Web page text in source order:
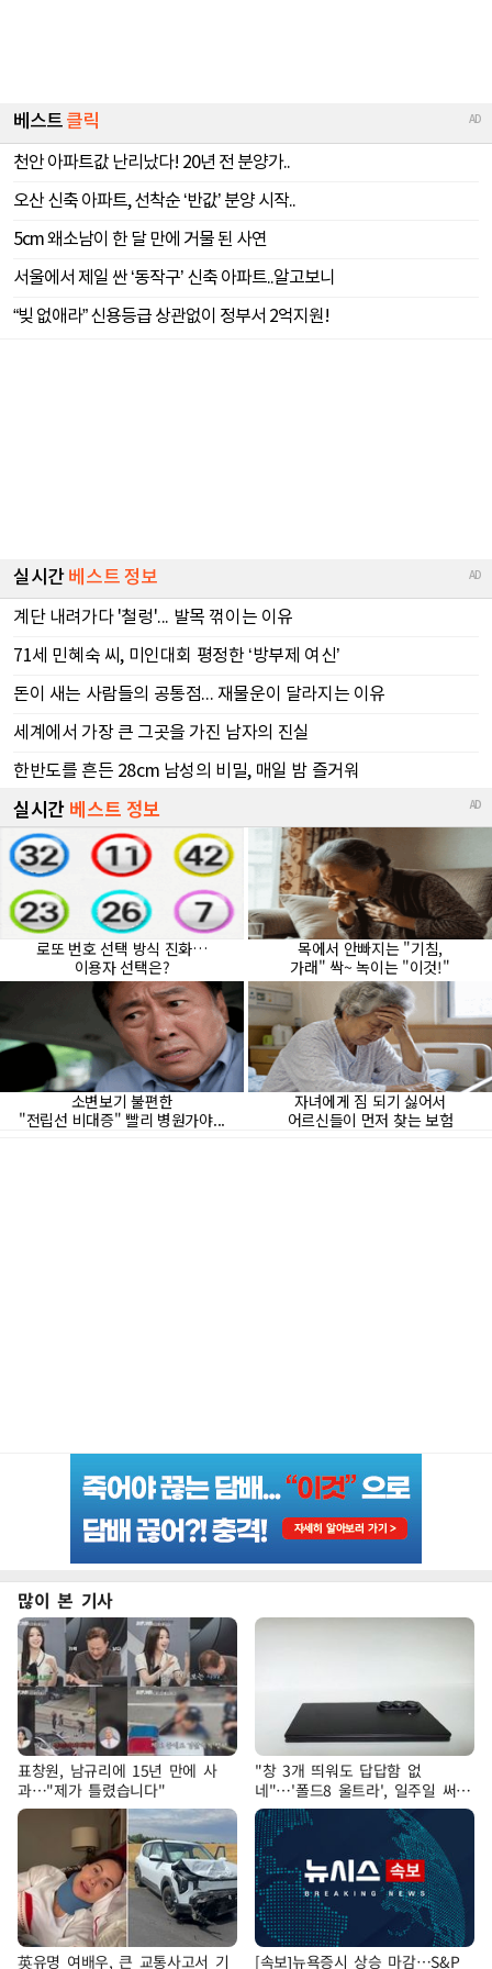
많이 본 기사
표창원, 남규리에 15년 만에 사
과…"제가 틀렸습니다"
"창 3개 띄워도 답답함 없
네"…'폴드8 울트라', 일주일 써보
니
英유명 여배우, 큰 교통사고서 기 [속보]뉴욕증시 상승 마감…S&P